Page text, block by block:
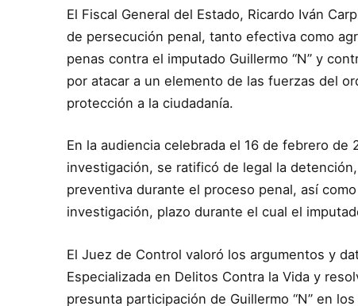
El Fiscal General del Estado, Ricardo Iván
de persecución penal, tanto efectiva como
penas contra el imputado Guillermo “N” y
por atacar a un elemento de las fuerzas del
protección a la ciudadanía.
En la audiencia celebrada el 16 de febrero
investigación, se ratificó de legal la
preventiva durante el proceso penal, así
investigación, plazo durante el cual el
El Juez de Control valoró los argumentos y
Especializada en Delitos Contra la Vida y
presunta participación de Guillermo “N” en